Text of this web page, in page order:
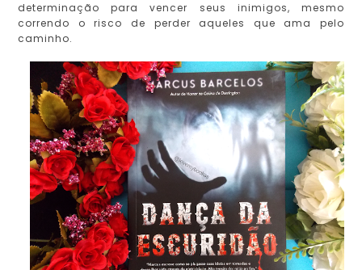
determinação para vencer seus inimigos, mesmo
correndo o risco de perder aqueles que ama pelo
caminho.